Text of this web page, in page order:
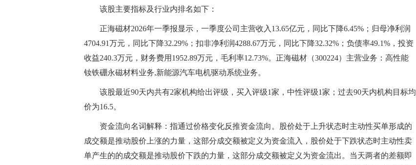
该股主要指标及行业内排名如下：
正海磁材2026年一季报显示，一季度公司主营收入13.65亿元，同比下降6.45%；归母净利润
4704.91万元，同比下降32.29%；扣非净利润4288.67万元，同比下降32.32%；负债率49.1%，投资
收益240.3万元，财务费用1952.89万元，毛利率12.73%。正海磁材（300224）主营业务：高性能
钕铁硼永磁材料业务,新能源汽车电机驱动系统业务。
该股最近90天内共有2家机构给出评级，买入评级1家，中性评级1家；过去90天内机构目标均
价为16.5。
资金流向名词解释：指通过价格变化反推资金流向。股价处于上升状态时主动性买单形成的
成交额是推动股价上涨的力量，这部分成交额被定义为资金流入，股价处于下跌状态时主动性卖
单产生的的成交额是推动股价下跌的力量，这部分成交额被定义为资金流出。当天两者的差额即